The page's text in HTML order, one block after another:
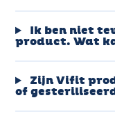
Ik ben niet
product. Wat
Zijn Vifit
of